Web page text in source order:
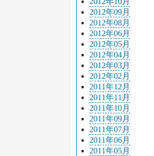
2012年09月
2012年08月
2012年06月
2012年05月
2012年04月
2012年03月
2012年02月
2011年12月
2011年11月
2011年10月
2011年09月
2011年07月
2011年06月
2011年05月